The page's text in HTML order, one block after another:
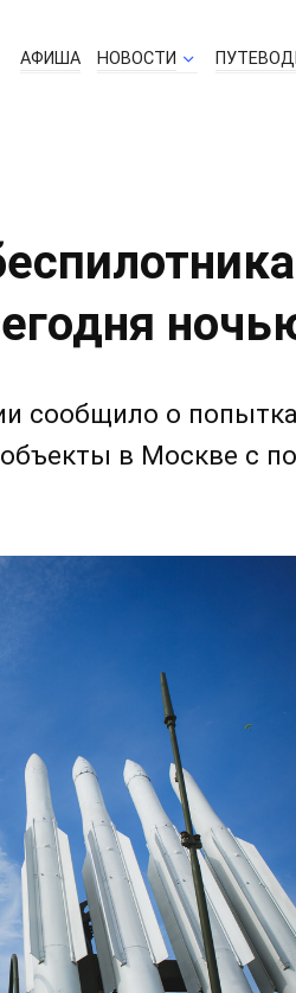
АФИША НОВОСТИ
сообщило о
объекты в Москве с